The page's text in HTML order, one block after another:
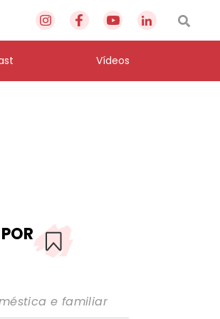
Vídeos
e familiar